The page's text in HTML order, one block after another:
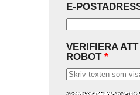
E-
VERIFIERA
ROBOT *